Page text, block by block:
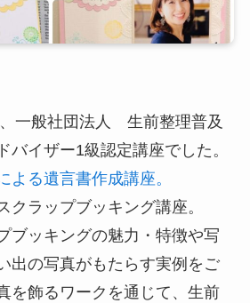
一般社団法人 生前整理普及
イザー1級認定講座でした。
よる遺言書作成講座。
クラップブッキング講座。
ブッキングの魅力・特徴や写
出の写真がもたらす実例をご
を飾るワークを通じて、生前